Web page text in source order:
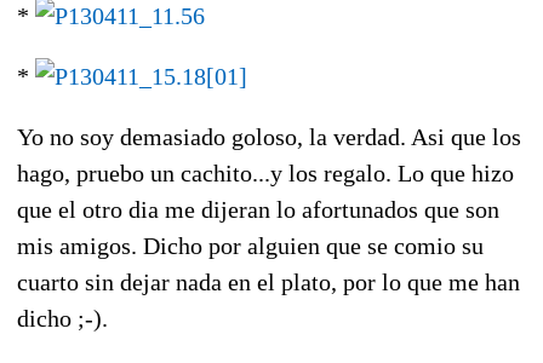
*
*
Yo no soy demasiado goloso, la verdad. Asi que los
hago, pruebo un cachito...y los regalo. Lo que hizo
que el otro dia me dijeran lo afortunados que son
mis amigos. Dicho por alguien que se comio su
cuarto sin dejar nada en el plato, por lo que me han
dicho ;-).